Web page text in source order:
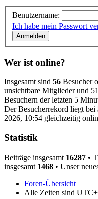
Benutzername:
Ich habe mein Passwort
Wer ist online?
Insgesamt sind 56 Besucher
unsichtbare Mitglieder und
Besuchern der letzten 5
Der Besucherrekord liegt bei
2026, 10:54 gleichzeitig
Statistik
Beiträge insgesamt 16287 •
insgesamt 1468 • Unser
Foren-Übersicht
Alle Zeiten sind